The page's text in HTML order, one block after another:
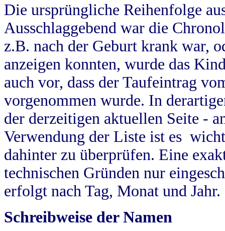
Die ursprüngliche Reihenfolge
Ausschlaggebend war die
z.B. nach der Geburt krank war,
anzeigen konnten, wurde das
auch vor, dass der Taufeintrag
vorgenommen wurde. In
der derzeitigen aktuellen Seite -
Verwendung der Liste ist es
dahinter zu überprüfen. Eine
technischen Gründen nur
erfolgt nach Tag, Monat und Jahr.
Schreibweise der Namen